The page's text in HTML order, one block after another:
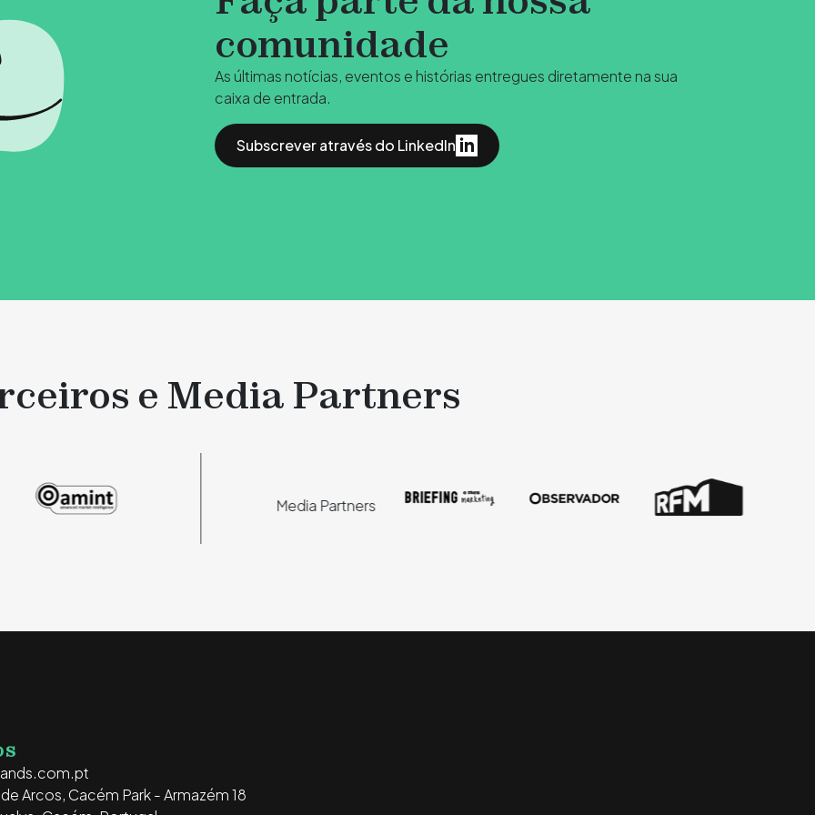
comunidade
As últimas notícias, eventos e histórias entregues diretamente na sua
caixa de entrada.
Subscrever através do LinkedIn
e Media Partners
Media Partners
Arcos, Cacém Park - Armazém 18